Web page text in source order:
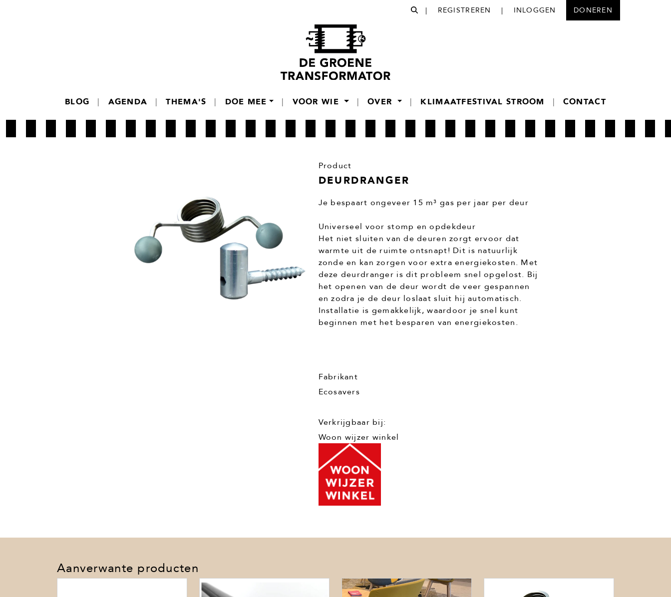
| REGISTREREN | INLOGGEN DONEREN
BLOG | AGENDA | THEMA'S | DOE MEE | VOOR WIE | OVER | KLIMAATFESTIVAL STROOM | CONTACT
Product
DEURDRANGER
Je bespaart ongeveer 15 m³ gas per jaar per deur
Universeel voor stomp en opdekdeur
Het niet sluiten van de deuren zorgt ervoor dat
warmte uit de ruimte ontsnapt! Dit is natuurlijk
zonde en kan zorgen voor extra energiekosten. Met
deze deurdranger is dit probleem snel opgelost. Bij
het openen van de deur wordt de veer gespannen
en zodra je de deur loslaat sluit hij automatisch.
Installatie is gemakkelijk, waardoor je snel kunt
beginnen met het besparen van energiekosten.
Fabrikant
Ecosavers
Verkrijgbaar bij:
Woon wijzer winkel
Aanverwante producten